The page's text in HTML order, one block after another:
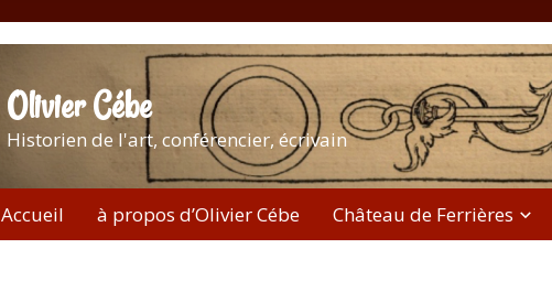
Olivier Cébe
Historien de l'art, conférencier, écrivain
Accueil à propos d’Olivier Cébe Château de Ferrières